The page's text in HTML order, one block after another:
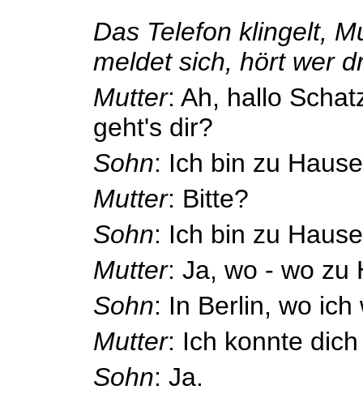
Das Telefon klingelt,
meldet sich, hört wer
Mutter: Ah, hallo
geht's dir?
Sohn: Ich bin zu
Mutter: Bitte?
Sohn: Ich bin zu
Mutter: Ja, wo - wo zu
Sohn: In Berlin, wo ich
Mutter: Ich konnte
Sohn: Ja.